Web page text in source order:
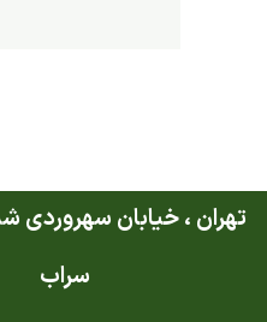
تهران ، خیابان سهروردی
سراب